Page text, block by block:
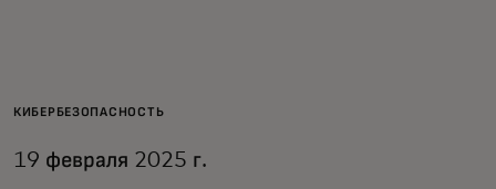
Для бизнеса
КИБЕРБЕЗОПАСНОСТЬ
19 февраля 2025 г.